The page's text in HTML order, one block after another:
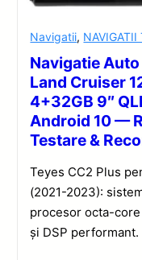
Navigatii, NAVIGATII
Navigatie Auto
Land Cruiser
4+32GB 9″
Android 10 —
Testare &
Teyes CC2 Plus
(2021-2023):
procesor octa-core
și DSP performant.